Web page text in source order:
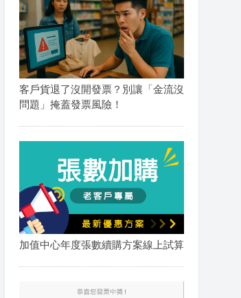
客戶貨退了沒開發票？別讓「金流沒
問題」掩蓋發票風險！
加值中心年度張數續購方案線上試算